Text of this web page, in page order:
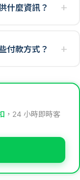
什麼資訊？
付款方式？
，24 小時即時客